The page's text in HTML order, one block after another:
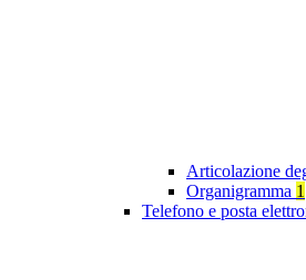
Articolazione
Organigramma 1
Telefono e posta